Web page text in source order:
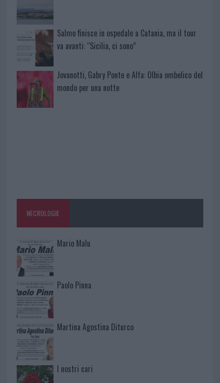
Salmo finisce in ospedale a Catania, ma il tour
va avanti: “Sicilia, ci sono”
Jovanotti, Gabry Ponte e Alfa: Olbia ombelico del
mondo per una notte
NECROLOGIE
Mario Malu
Paolo Pinna
Martina Agostina Diturco
I nostri cari